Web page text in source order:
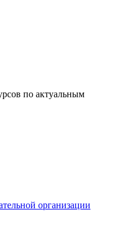
по актуальным
организации